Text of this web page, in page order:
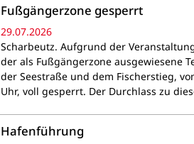
Fußgängerzone gesperrt
29.07.2026
Scharbeutz. Aufgrund der
der als Fußgängerzone ausgewiesene
der Seestraße und dem Fischerstieg,
Uhr, voll gesperrt. Der Durchlass zu
Hafenführung